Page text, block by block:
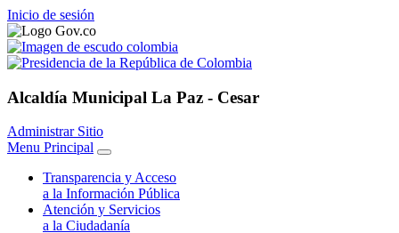
Inicio de sesión
Alcaldía Municipal La Paz - Cesar
Administrar Sitio
Menu Principal
Transparencia y Acceso
a la Información Pública
Atención y Servicios
a la Ciudadanía